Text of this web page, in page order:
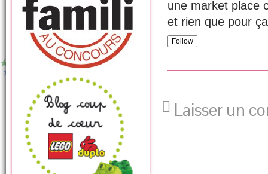
une market place
et rien que pour
Follow
Laisser un